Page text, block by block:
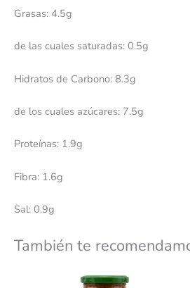
Grasas: 4.5g
de las cuales saturadas: 0.5g
Hidratos de Carbono: 8.3g
de los cuales azúcares: 7.5g
Proteínas: 1.9g
Fibra: 1.6g
Sal: 0.9g
También te